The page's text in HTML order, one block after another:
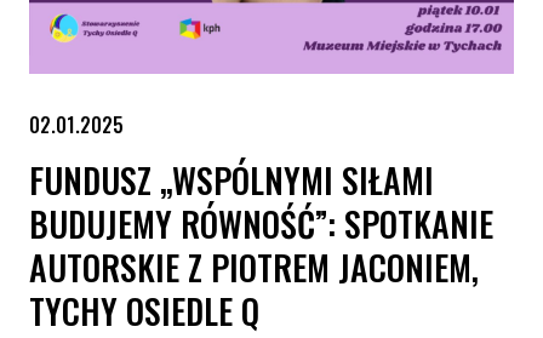
02.01.2025
FUNDUSZ „WSPÓLNYMI SIŁAMI
BUDUJEMY RÓWNOŚĆ”: SPOTKANIE
AUTORSKIE Z PIOTREM JACONIEM,
TYCHY OSIEDLE Q